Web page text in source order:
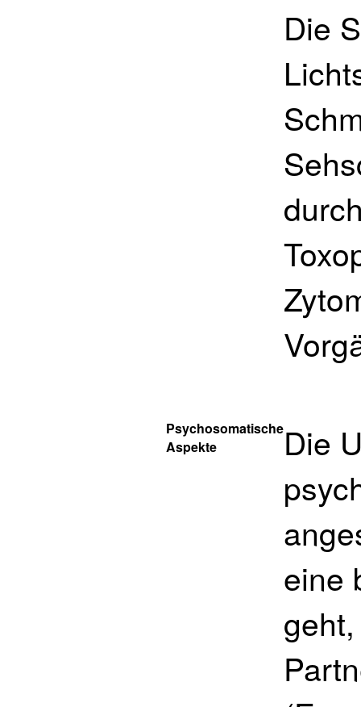
Die
Psychosomatische
Aspekte
Die
eine